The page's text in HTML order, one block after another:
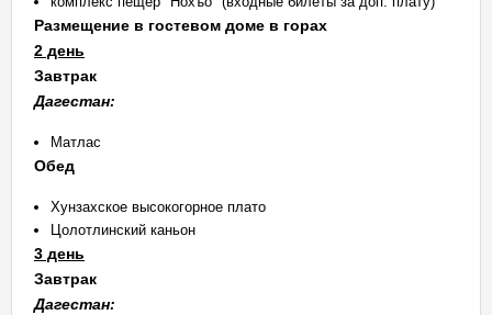
Размещение в гостевом доме в горах
2 день
Завтрак
Дагестан:
Матлас
Обед
Хунзахское высокогорное плато
Цолотлинский каньон
3 день
Завтрак
Дагестан: